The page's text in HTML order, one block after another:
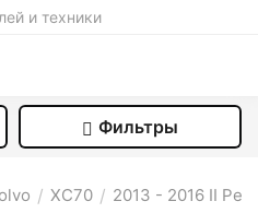
и техники
Фильтры
/ XC70 / 2013 - 2016 II